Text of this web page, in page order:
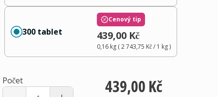
300 tablet
Cenový tip
439,00 Kč
0,16 kg(2 743,75 Kč/ 1 kg)
Počet 439,00 Kč